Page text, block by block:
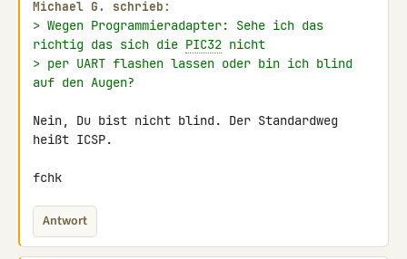
Michael G. schrieb:
> Wegen Programmieradapter: Sehe ich das
richtig das sich die PIC32 nicht
> per UART flashen lassen oder bin ich blind
auf den Augen?
Nein, Du bist nicht blind. Der Standardweg
heißt ICSP.
fchk
Antwort